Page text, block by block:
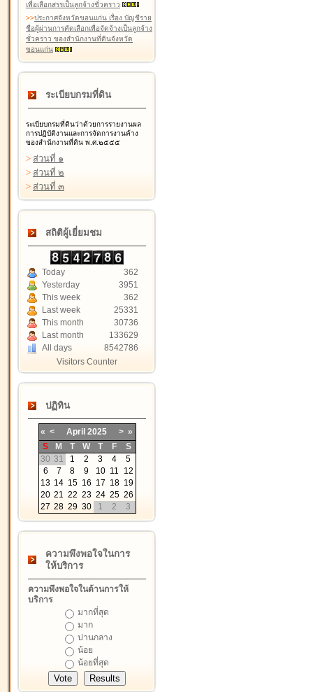
เพื่อเลือกสรรเป็นลูกจ้างชั่วคราว
>>ประกาศจังหวัดขอนแก่น เรื่อง บัญชีราย
ชื่อผู้ผ่านการคัดเลือกเพื่อจัดจ้างเป็นลูกจ้าง
ชั่วคราว ของสำนักงานที่ดินจังหวัด
ขอนแก่น
ระเบียบกรมที่ดิน
ระเบียบกรมที่ดินว่าด้วยการรายงานผล
การปฏิบัติงานและการจัดการงานค้าง
ของสำนักงานที่ดิน พ.ศ.๒๕๕๕
> ส่วนที่ ๑
> ส่วนที่ ๒
> ส่วนที่ ๓
สถิติผู้เยี่ยมชม
Today
362
Yesterday
3951
This week
362
Last week
25331
This month
30736
Last month
133629
All days
8542786
Visitors Counter
ปฏิทิน
« < April 2025 > »
S
M T W T F
S
30 31 1 2 3 4
5
6
7 8 9 10 11
12
13 14 15 16 17 18 19
20 21 22 23 24 25 26
27 28 29 30 1 2 3
ความพึงพอใจในการ
ให้บริการ
ความพึงพอใจในด้านการให้
บริการ
มากที่สุด
มาก
ปานกลาง
น้อย
น้อยที่สุด